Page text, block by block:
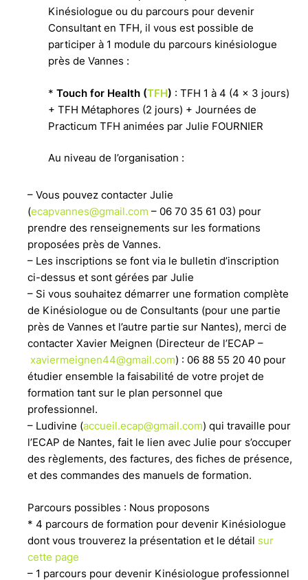
Kinésiologue ou du parcours pour devenir
Consultant en TFH, il vous est possible de
participer à 1 module du parcours kinésiologue
près de Vannes :
* Touch for Health (TFH) : TFH 1 à 4 (4 x 3 jours)
+ TFH Métaphores (2 jours) + Journées de
Practicum TFH animées par Julie FOURNIER
Au niveau de l’organisation :
– Vous pouvez contacter Julie
(ecapvannes@gmail.com – 06 70 35 61 03) pour
prendre des renseignements sur les formations
proposées près de Vannes.
– Les inscriptions se font via le bulletin d’inscription
ci-dessus et sont gérées par Julie
– Si vous souhaitez démarrer une formation complète
de Kinésiologue ou de Consultants (pour une partie
près de Vannes et l’autre partie sur Nantes), merci de
contacter Xavier Meignen (Directeur de l’ECAP –
xaviermeignen44@gmail.com) : 06 88 55 20 40 pour
étudier ensemble la faisabilité de votre projet de
formation tant sur le plan personnel que
professionnel.
– Ludivine (accueil.ecap@gmail.com) qui travaille pour
l’ECAP de Nantes, fait le lien avec Julie pour s’occuper
des règlements, des factures, des fiches de présence,
et des commandes des manuels de formation.
Parcours possibles : Nous proposons
* 4 parcours de formation pour devenir Kinésiologue
dont vous trouverez la présentation et le détail sur
cette page
– 1 parcours pour devenir Kinésiologue professionnel